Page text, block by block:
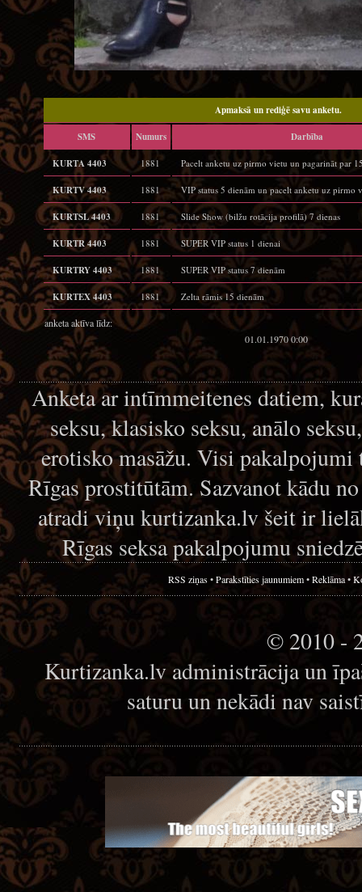
Apmaksā un rediģē savu anketu.
SMS Numurs Darbība
KURTA 4403 1881 Pacelt anketu uz pirmo vietu un pagarināt par
KURTV 4403 1881 VIP status 5 dienām un pacelt anketu uz pirmo
KURTSL 4403 1881 Slide Show (bilžu rotācija profilā) 7 dienas
KURTR 4403 1881 SUPER VIP status 1 dienai
KURTRY 4403 1881 SUPER VIP status 7 dienām
KURTEX 4403 1881 Zelta rāmis 15 dienām
anketa aktīva līdz:
01.01.1970 0:00
Anketa ar intīmmeitenes datiem,
seksu, klasisko seksu, anālo
erotisko masāžu. Visi
Rīgas prostitūtām. Sazvanot kādu
atradi viņu kurtizanka.lv šeit ir
Rīgas seksa pakalpojumu
RSS ziņas•Parakstīties jaunumiem•Reklāma•
© 2010 -
Kurtizanka.lv administrācija un
saturu un nekādi nav